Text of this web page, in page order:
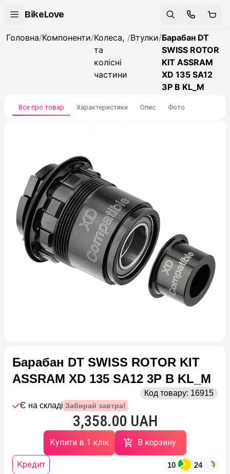
BikeLove
Головна/Компоненти/Колеса,
та
колісні
частини
/Втулки/Барабан DT
SWISS ROTOR
KIT ASSRAM
XD 135 SA12
3P B KL_M
Все про товар Характеристики Опис Фото
Барабан DT SWISS ROTOR KIT
ASSRAM XD 135 SA12 3P B KL_M
Код товару: 16915
Є на складі Забирай завтра!
3,358.00 UAH
Купити в 1 клік В корзину
Кредит 10 24